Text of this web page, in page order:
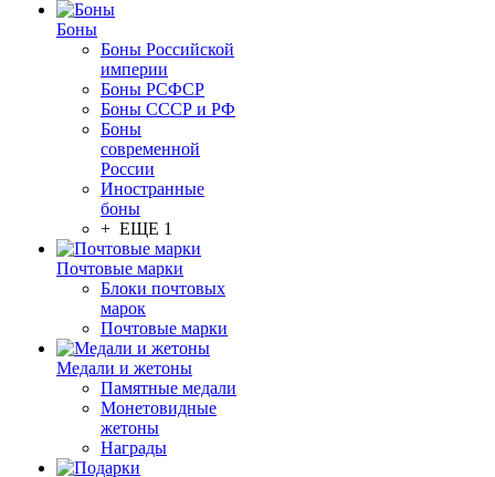
Боны
Боны Российской
империи
Боны РСФСР
Боны СССР и РФ
Боны
современной
России
Иностранные
боны
+ ЕЩЕ 1
Почтовые марки
Блоки почтовых
марок
Почтовые марки
Медали и жетоны
Памятные медали
Монетовидные
жетоны
Награды